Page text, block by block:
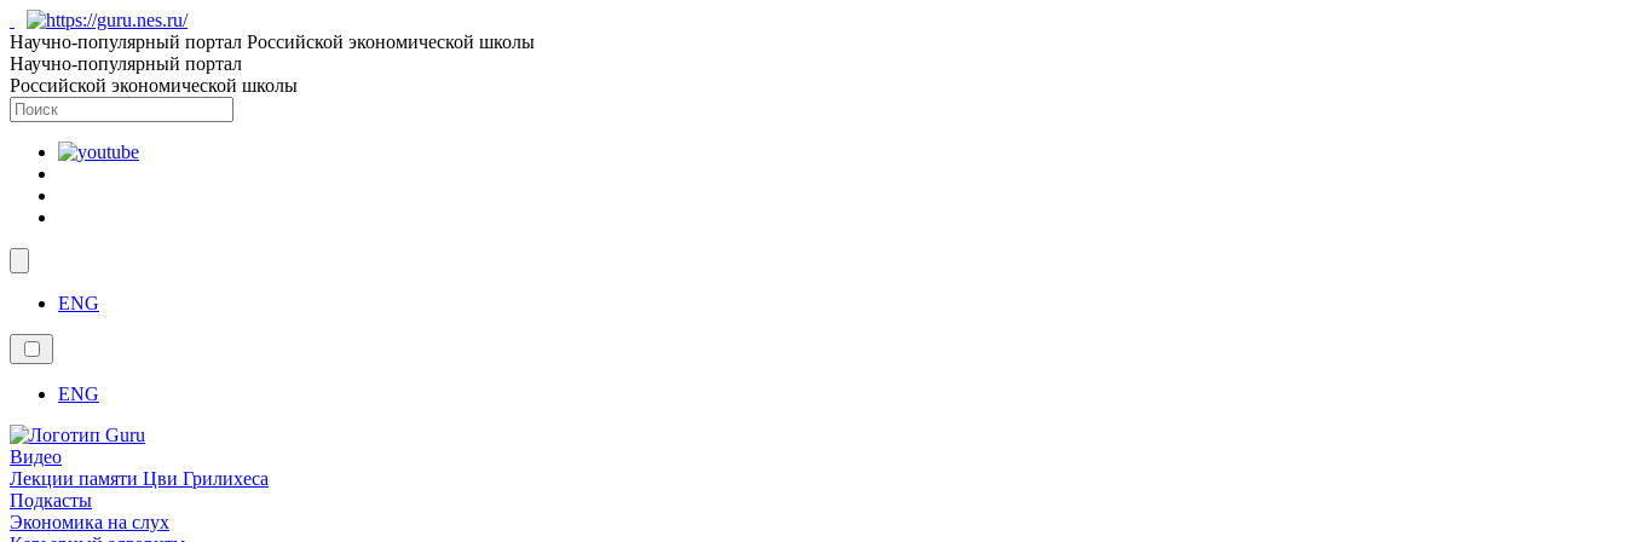
Научно-популярный портал Российской экономической школы
Научно-популярный портал
Российской экономической школы
ENG
ENG
Видео
Лекции памяти Цви Грилихеса
Подкасты
Экономика на слух